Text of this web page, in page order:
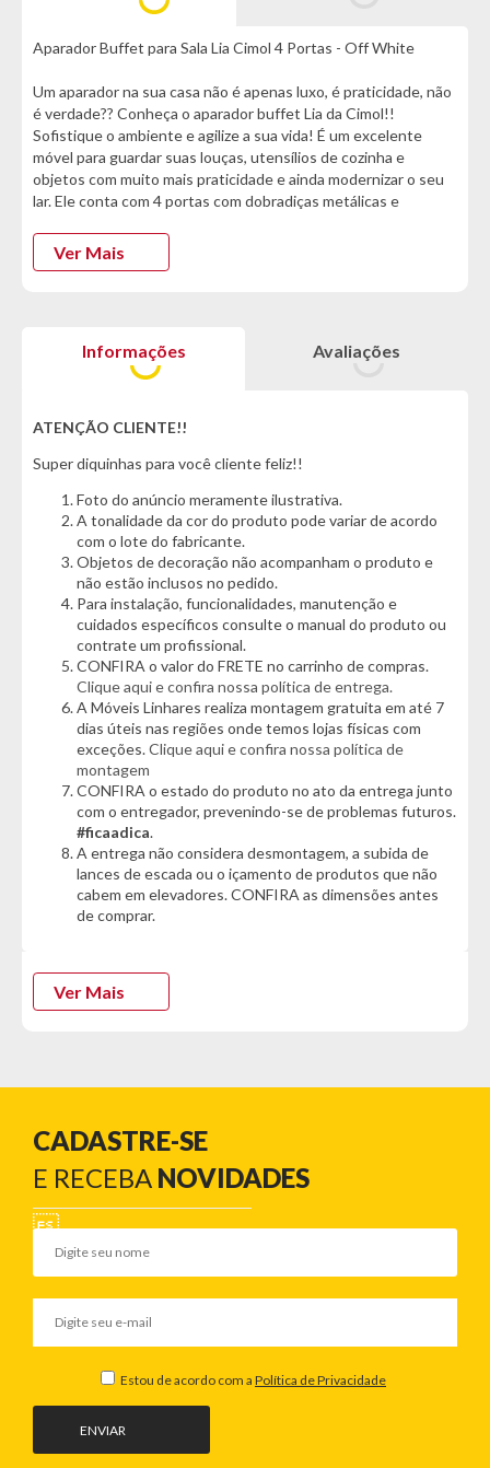
Aparador Buffet para Sala Lia Cimol 4 Portas - Off White
Um aparador na sua casa não é apenas luxo, é praticidade, não
é verdade?? Conheça o aparador buffet Lia da Cimol!!
Sofistique o ambiente e agilize a sua vida! É um excelente
móvel para guardar suas louças, utensílios de cozinha e
objetos com muito mais praticidade e ainda modernizar o seu
lar. Ele conta com 4 portas com dobradiças metálicas e
incrível espaço interno! É perfeito para você, né??
- Material: 100% MDF
- Capacidade Total: 30KG
- Portas laterais em detalhes em baixo relevo
- Puxador em ABS
- Puxador na cor Cobre
- Dobradiça Metálica
- Amplo espaço interno
- Portas: 4
- Prateleiras: 3
- Tipo de Porta: Bater
- Peso máximo por prateleira: 10KG
- Portas com baixo relevo
Sistema de montagem:
- Parafusos
- Minifix
- Cavilhas
Dica de limpeza:
- Limpar com pano seco.
Conteúdo da Embalagem:
- 01 Aparador Buffet Lia
Dimensões:
- Altura: 76,1cm
Ver Mais
Informações Avaliações
ATENÇÃO CLIENTE!!
Super diquinhas para você cliente feliz!!
Foto do anúncio meramente ilustrativa.
A tonalidade da cor do produto pode variar de acordo
com o lote do fabricante.
Objetos de decoração não acompanham o produto e
não estão inclusos no pedido.
Para instalação, funcionalidades, manutenção e
cuidados específicos consulte o manual do produto ou
contrate um profissional.
CONFIRA o valor do FRETE no carrinho de compras.
Clique aqui e confira nossa política de entrega.
A Móveis Linhares realiza montagem gratuita em até 7
dias úteis nas regiões onde temos lojas físicas com
exceções.Clique aqui e confira nossa política de
montagem
CONFIRA o estado do produto no ato da entrega junto
com o entregador, prevenindo-se de problemas futuros.
#ficaadica.
A entrega não considera desmontagem, a subida de
lances de escada ou o içamento de produtos que não
cabem em elevadores. CONFIRA as dimensões antes
de comprar.
Ver Mais
CADASTRE-SE
E RECEBA NOVIDADES
ENVIAR
Estou de acordo com a Política de Privacidade